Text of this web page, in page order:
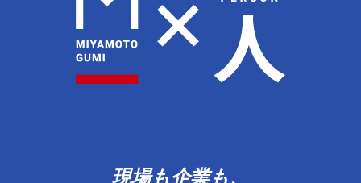
現場も企業も、